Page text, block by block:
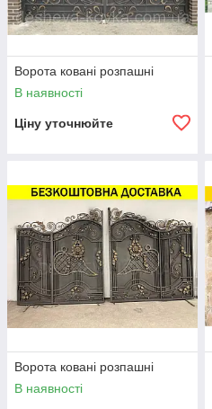
Ворота ковані розпашні
В наявності
Ціну уточнюйте
Ворота ковані розпашні
В наявності